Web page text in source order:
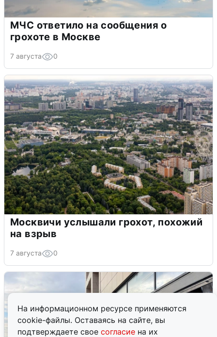
На информационном ресурсе применяются
cookie-файлы. Оставаясь на сайте, вы
подтверждаете свое согласие на их
МЧС ответило на сообщения о
грохоте в Москве
7 августа 0
Москвичи услышали грохот, похожий
на взрыв
7 августа 0